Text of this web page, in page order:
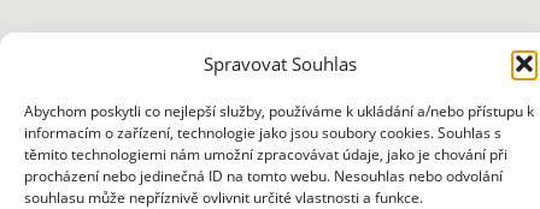
Spravovat Souhlas
Abychom poskytli co nejlepší služby, používáme k ukládání a/nebo přístupu k
informacím o zařízení, technologie jako jsou soubory cookies. Souhlas s
těmito technologiemi nám umožní zpracovávat údaje, jako je chování při
procházení nebo jedinečná ID na tomto webu. Nesouhlas nebo odvolání
souhlasu může nepříznivě ovlivnit určité vlastnosti a funkce.